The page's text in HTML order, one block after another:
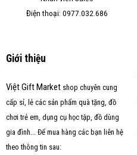
Điện thoại: 0977.032.686
Giới thiệu
Việt Gift Marketshop chuyên cung
cấp sỉ, lẻ các sản phẩm quà tặng, đồ
chơi trẻ em, dụng cụ học tập, đồ dùng
gia đình... Để mua hàng các bạn liên hệ
theo thông tin sau: